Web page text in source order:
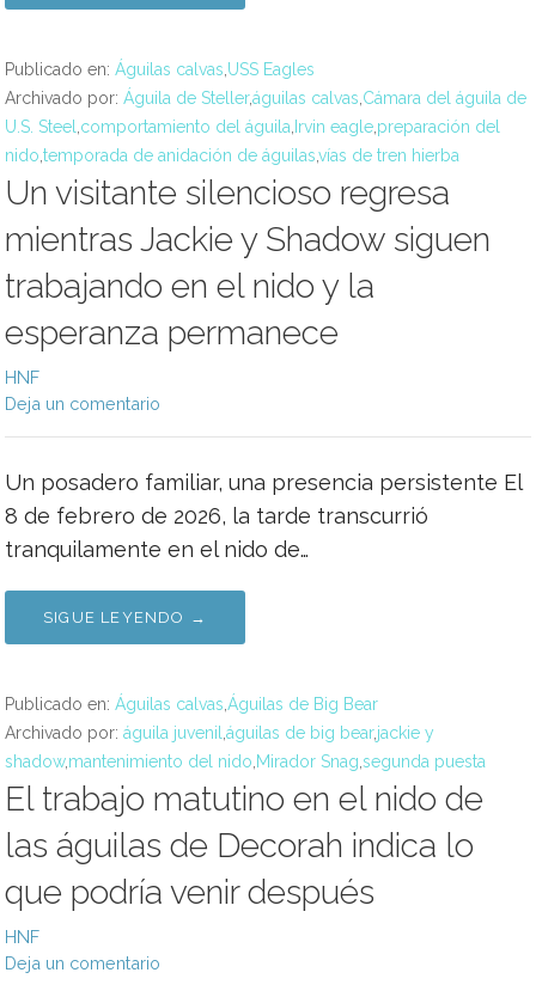
Publicado en: Águilas calvas USS Eagles
Archivado por: Águila de Steller,águilas calvas Cámara del águila de
U.S. Steel comportamiento del águila Irvin eagle preparación del
nido temporada de anidación de águilasvías de tren hierba
Un visitante silencioso regresa
mientras Jackie y Shadow siguen
trabajando en el nido y la
esperanza permanece
HNF
Deja un comentario
Un posadero familiar, una presencia persistente El
8 de febrero de 2026, la tarde transcurrió
tranquilamente en el nido de…
SIGUE LEYENDO →
Publicado en: Águilas calvas Águilas de Big Bear
Archivado por: águila juvenil águilas de big bear,jackie y
shadow,mantenimiento del nido Mirador Snag segunda puesta
El trabajo matutino en el nido de
las águilas de Decorah indica lo
que podría venir después
HNF
Deja un comentario